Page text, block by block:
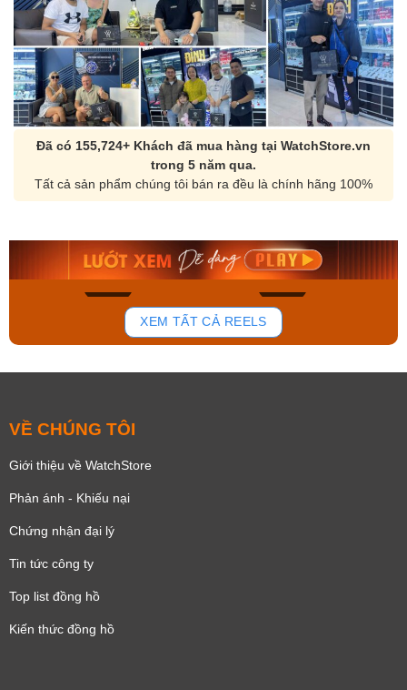
Đã có 155,724+ Khách đã mua hàng tại WatchStore.vn
trong 5 năm qua.
Tất cả sản phẩm chúng tôi bán ra đều là chính hãng 100%
137
Orient Nam RA-
Mua ngay
Casio Nam MTS-
Mua ngay
XEM TẤT CẢ REELS
VỀ CHÚNG TÔI
Giới thiệu về WatchStore
Phản ánh - Khiếu nại
Chứng nhận đại lý
Tin tức công ty
Top list đồng hồ
Kiến thức đồng hồ